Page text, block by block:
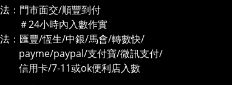
：門市面交/順豐到付
時內入數作實
：匯豐/恆生/中銀/馬會/轉數快/
paypal/支付寶/微訊支付/
/7-11或ok便利店入數